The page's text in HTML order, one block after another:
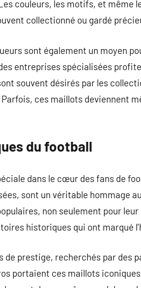
couleurs, les motifs, et même
collectionné ou gardé
sont également un moyen
entreprises spécialisées
souvent désirés par les
ces maillots deviennent
du football
dans le cœur des fans de
sont un véritable hommage
non seulement pour
historiques qui ont marqué
prestige, recherchés par des
portaient ces maillots